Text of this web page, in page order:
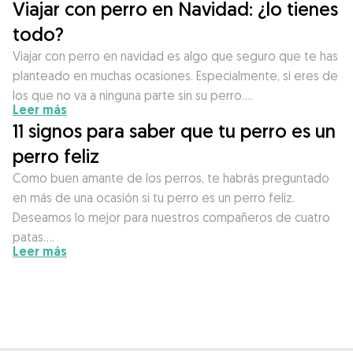
Viajar con perro en Navidad: ¿lo tienes
todo?
Viajar con perro en navidad es algo que seguro que te has
planteado en muchas ocasiones. Especialmente, si eres de
los que no va a ninguna parte sin su perro….
Leer más
11 signos para saber que tu perro es un
perro feliz
Como buen amante de los perros, te habrás preguntado
en más de una ocasión si tu perro es un perro feliz.
Deseamos lo mejor para nuestros compañeros de cuatro
patas….
Leer más